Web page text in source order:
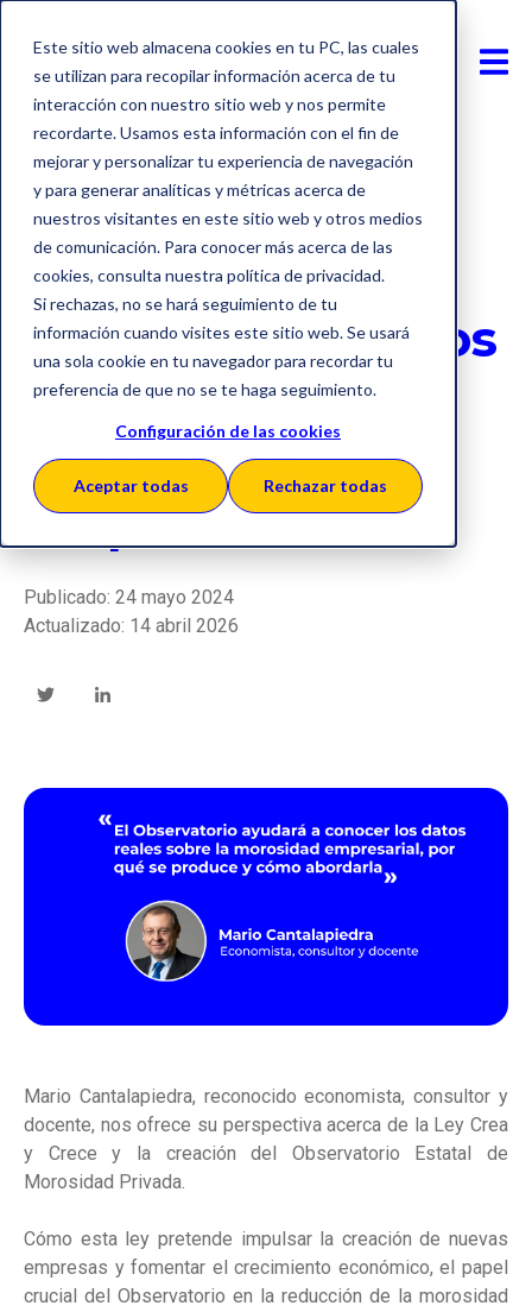
Este sitio web almacena cookies en tu PC, las cuales
se utilizan para recopilar información acerca de tu
interacción con nuestro sitio web y nos permite
recordarte. Usamos esta información con el fin de
mejorar y personalizar tu experiencia de navegación
y para generar analíticas y métricas acerca de
nuestros visitantes en este sitio web y otros medios
de comunicación. Para conocer más acerca de las
cookies, consulta nuestra política de privacidad.
Si rechazas, no se hará seguimiento de tu
información cuando visites este sitio web. Se usará
una sola cookie en tu navegador para recordar tu
preferencia de que no se te haga seguimiento.
Configuración de las cookies
Aceptar todas Rechazar todas
Aeat Ley crea y crece
El Observatorio
dará a conocer los
datos sobre
morosidad
empresarial
Publicado: 24 mayo 2024
Actualizado: 14 abril 2026
Mario Cantalapiedra, reconocido economista, consultor y
docente, nos ofrece su perspectiva acerca de la Ley Crea
y Crece y la creación del Observatorio Estatal de
Morosidad Privada.
Cómo esta ley pretende impulsar la creación de nuevas
empresas y fomentar el crecimiento económico, el papel
crucial del Observatorio en la reducción de la morosidad